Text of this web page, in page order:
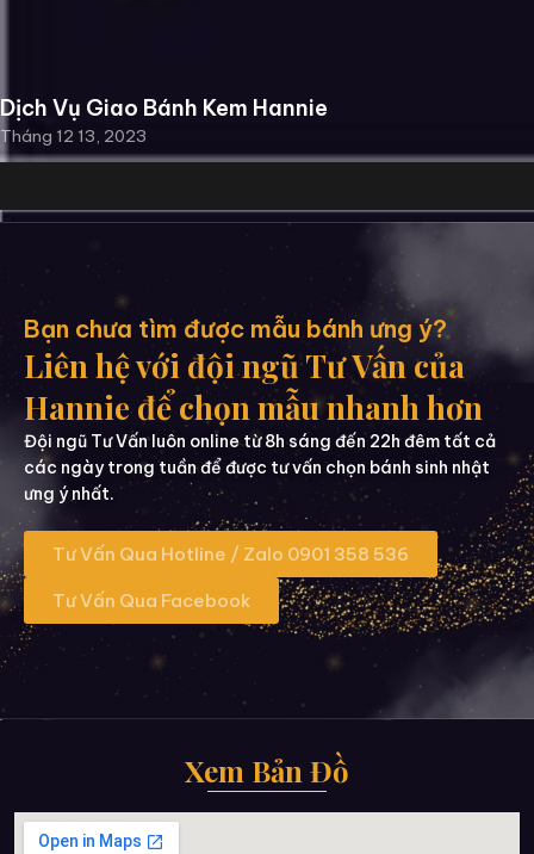
Dịch Vụ Giao Bánh Kem Hannie
Tháng 12 13, 2023
Bạn chưa tìm được mẫu bánh ưng ý?
Liên hệ với đội ngũ Tư Vấn của
Hannie để chọn mẫu nhanh hơn
Đội ngũ Tư Vấn luôn online từ 8h sáng đến 22h đêm tất cả
các ngày trong tuần để được tư vấn chọn bánh sinh nhật
ưng ý nhất.
Tư Vấn Qua Hotline / Zalo 0901 358 536
Tư Vấn Qua Facebook
Xem Bản Đồ